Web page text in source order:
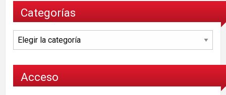
Categorías
Categorías
Acceso